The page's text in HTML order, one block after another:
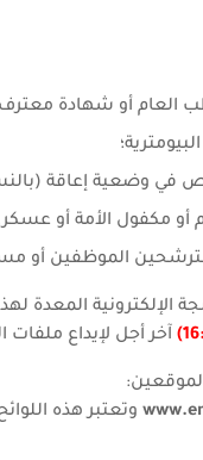
أو شهادة معترف
في وضعية إعاقة
مكفول الأمة أو
الموظفين أو
الإلكترونية المعدة
آخر أجل لإيداع ملفات
وتعتبر هذه